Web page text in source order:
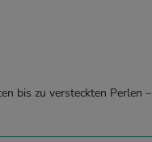
bis zu versteckten Perlen